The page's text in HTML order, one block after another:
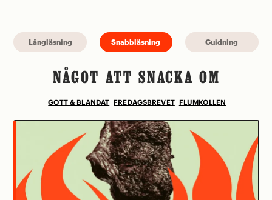
Långläsning Snabbläsning Guidning
NÅGOT ATT SNACKA OM
GOTT & BLANDAT FREDAGSBREVET FLUMKOLLEN